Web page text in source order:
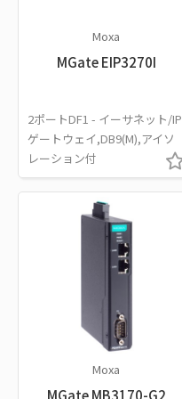
Moxa
MGate EIP3270I
2ポートDF1 - イーサネット/IP
ゲートウェイ,DB9(M),アイソ
レーション付
Moxa
MGate MB3170-G2